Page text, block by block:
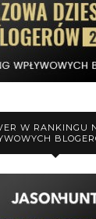
W RANKINGU